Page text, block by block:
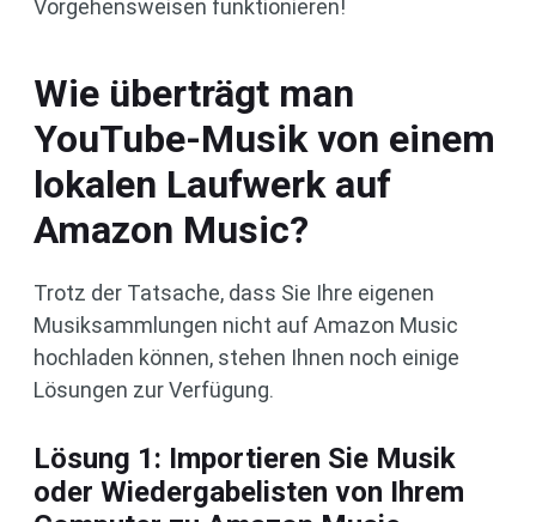
Vorgehensweisen funktionieren!
Wie überträgt man
YouTube-Musik von einem
lokalen Laufwerk auf
Amazon Music?
Trotz der Tatsache, dass Sie Ihre eigenen
Musiksammlungen nicht auf Amazon Music
hochladen können, stehen Ihnen noch einige
Lösungen zur Verfügung.
Lösung 1: Importieren Sie Musik
oder Wiedergabelisten von Ihrem